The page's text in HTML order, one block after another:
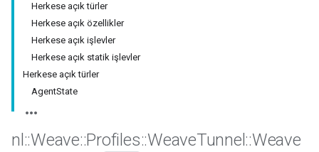
Herkese açık türler
Herkese açık özellikler
Herkese açık işlevler
Herkese açık statik işlevler
Herkese açık türler
AgentState
nl ::Weave::Profiles::WeaveTunnel ::Weave